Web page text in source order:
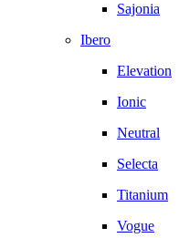
Sajonia
Ibero
Elevation
Ionic
Neutral
Selecta
Titanium
Vogue